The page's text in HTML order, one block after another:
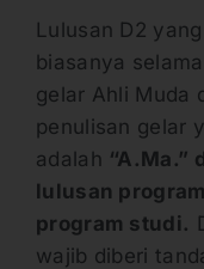
Lulusan D2
biasanya
gelar Ahli Muda
penulisan gelar
adalah “A.Ma.”
lulusan
program studi.
wajib diberi